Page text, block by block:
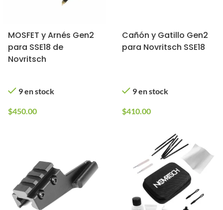
MOSFET y Arnés Gen2
para SSE18 de
Novritsch
9 en stock
$450.00
Cañón y Gatillo Gen2
para Novritsch SSE18
9 en stock
$410.00